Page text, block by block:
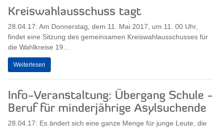
Kreiswahlausschuss tagt
28.04.17: Am Donnerstag, dem 11. Mai 2017, um 11. 00 Uhr,
findet eine Sitzung des gemeinsamen Kreiswahlausschusses für
die Wahlkreise 19...
Weiterlesen
Info-Veranstaltung: Übergang Schule -
Beruf für minderjährige Asylsuchende
28.04.17: Es ändert sich eine ganze Menge für junge Leute, die